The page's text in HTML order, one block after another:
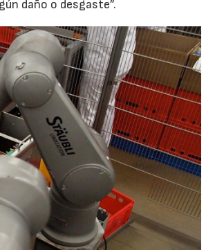
daño o desgaste”.